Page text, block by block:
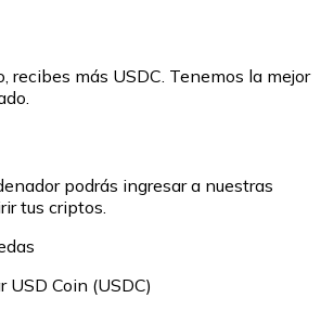
recibes más USDC. Tenemos la mejor
podrás ingresar a nuestras
tus criptos.
USD Coin (USDC)